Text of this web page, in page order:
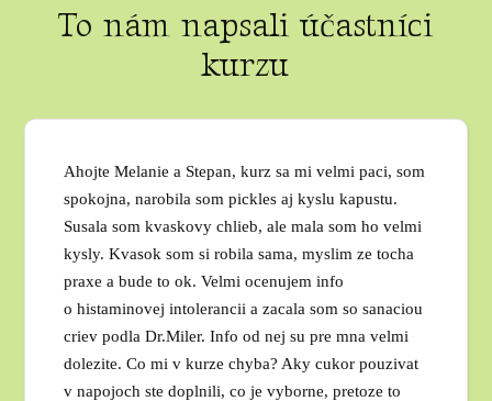
To nám napsali účastníci
kurzu
Ahojte Melanie a Stepan, kurz sa mi velmi paci, som
spokojna, narobila som pickles aj kyslu kapustu.
Susala som kvaskovy chlieb, ale mala som ho velmi
kysly. Kvasok som si robila sama, myslim ze tocha
praxe a bude to ok. Velmi ocenujem info
o histaminovej intolerancii a zacala som so sanaciou
criev podla Dr.Miler. Info od nej su pre mna velmi
dolezite. Co mi v kurze chyba? Aky cukor pouzivat
v napojoch ste doplnili, co je vyborne, pretoze to